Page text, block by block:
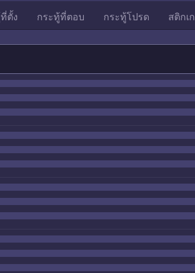
ตั้ง กระทู้ที่ตอบ กระทู้โปรด สติกเ